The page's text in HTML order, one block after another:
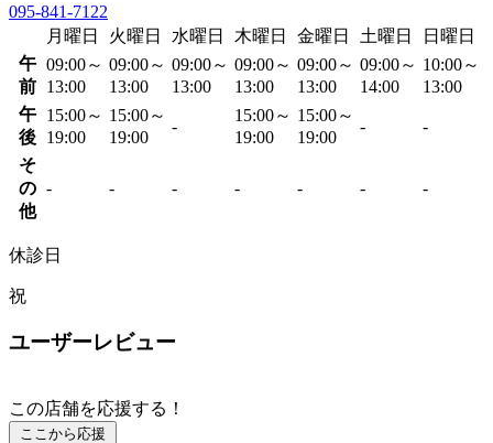
095-841-7122
月曜日
火曜日 水曜日 木曜日 金曜日 土曜日
日曜日
午
前
09:00～
13:00
09:00～
13:00
09:00～
13:00
09:00～
13:00
09:00～
13:00
09:00～
14:00
10:00～
13:00
午
後
15:00～
19:00
15:00～
19:00
-
15:00～
19:00
15:00～
19:00
- -
そ
の
他
- - - - - - -
休診日
祝
ユーザーレビュー
この店舗を応援する！
ここから応援